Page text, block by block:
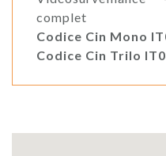
complet
Codice Cin Mono
Codice Cin Trilo